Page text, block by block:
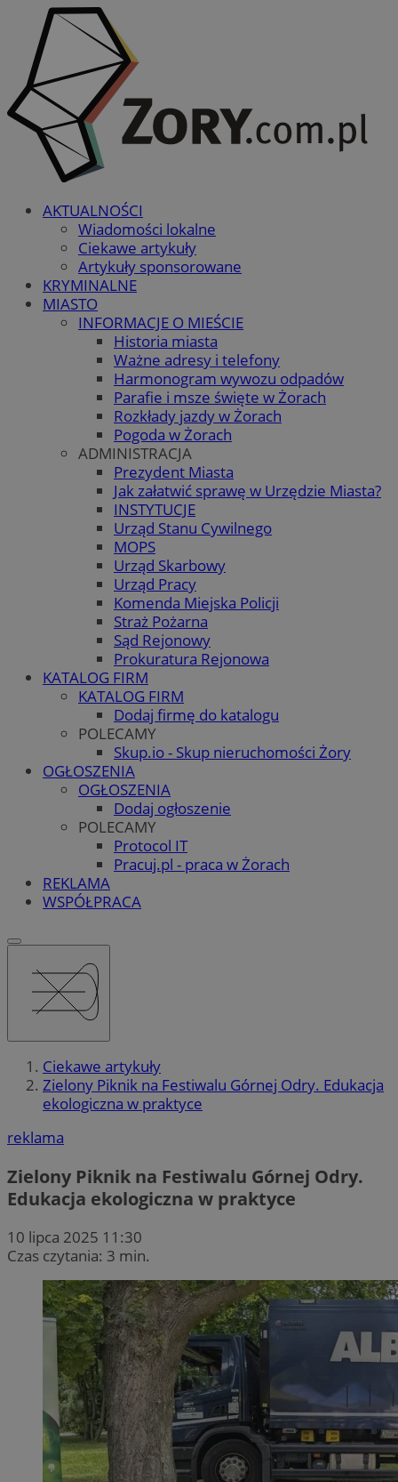
AKTUALNOŚCI
Wiadomości lokalne
Ciekawe artykuły
Artykuły sponsorowane
KRYMINALNE
MIASTO
INFORMACJE O MIEŚCIE
Historia miasta
Ważne adresy i telefony
Harmonogram wywozu odpadów
Parafie i msze święte w Żorach
Rozkłady jazdy w Żorach
Pogoda w Żorach
ADMINISTRACJA
Prezydent Miasta
Jak załatwić sprawę w Urzędzie Miasta?
INSTYTUCJE
Urząd Stanu Cywilnego
MOPS
Urząd Skarbowy
Urząd Pracy
Komenda Miejska Policji
Straż Pożarna
Sąd Rejonowy
Prokuratura Rejonowa
KATALOG FIRM
KATALOG FIRM
Dodaj firmę do katalogu
POLECAMY
Skup.io - Skup nieruchomości Żory
OGŁOSZENIA
OGŁOSZENIA
Dodaj ogłoszenie
POLECAMY
Protocol IT
Pracuj.pl - praca w Żorach
REKLAMA
WSPÓŁPRACA
Ciekawe artykuły
Zielony Piknik na Festiwalu Górnej Odry. Edukacja
ekologiczna w praktyce
reklama
Zielony Piknik na Festiwalu Górnej Odry.
Edukacja ekologiczna w praktyce
10 lipca 2025 11:30
Czas czytania: 3 min.